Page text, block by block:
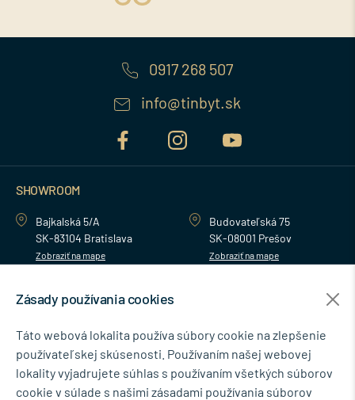
0917 268 507
info@tinbyt.sk
SHOWROOM
Bajkalská 5/A
SK-83104 Bratislava
Zobraziť na mape
Budovateľská 75
SK-08001 Prešov
Zobraziť na mape
NEWSLETTER
Zásady používania cookies
Táto webová lokalita používa súbory cookie na zlepšenie
používateľskej skúsenosti. Používaním našej webovej
lokality vyjadrujete súhlas s používaním všetkých súborov
cookie v súlade s našimi zásadami používania súborov